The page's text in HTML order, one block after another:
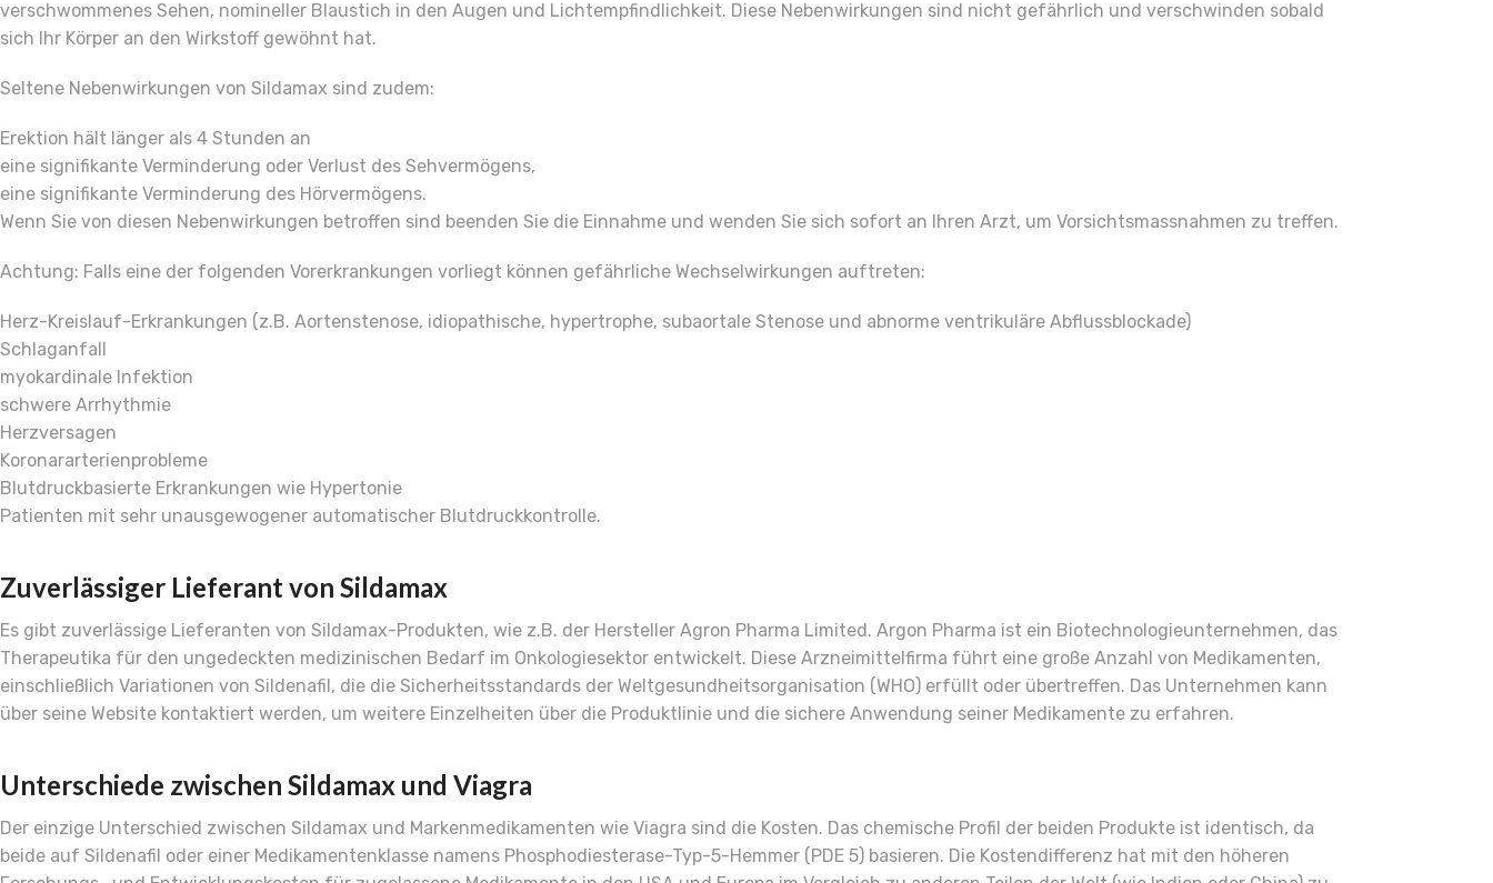
verschwommenes Sehen, nomineller Blaustich in den Augen und Lichtempfindlichkeit. Diese Nebenwirkungen sind nicht gefährlich und verschwinden sobald
sich Ihr Körper an den Wirkstoff gewöhnt hat.
Seltene Nebenwirkungen von Sildamax sind zudem:
Erektion hält länger als 4 Stunden an
eine signifikante Verminderung oder Verlust des Sehvermögens,
eine signifikante Verminderung des Hörvermögens.
Wenn Sie von diesen Nebenwirkungen betroffen sind beenden Sie die Einnahme und wenden Sie sich sofort an Ihren Arzt, um Vorsichtsmassnahmen zu treffen.
Achtung: Falls eine der folgenden Vorerkrankungen vorliegt können gefährliche Wechselwirkungen auftreten:
Herz-Kreislauf-Erkrankungen (z.B. Aortenstenose, idiopathische, hypertrophe, subaortale Stenose und abnorme ventrikuläre Abflussblockade)
Schlaganfall
myokardinale Infektion
schwere Arrhythmie
Herzversagen
Koronararterienprobleme
Blutdruckbasierte Erkrankungen wie Hypertonie
Patienten mit sehr unausgewogener automatischer Blutdruckkontrolle.
Zuverlässiger Lieferant von Sildamax
Es gibt zuverlässige Lieferanten von Sildamax-Produkten, wie z.B. der Hersteller Agron Pharma Limited. Argon Pharma ist ein Biotechnologieunternehmen, das
Therapeutika für den ungedeckten medizinischen Bedarf im Onkologiesektor entwickelt. Diese Arzneimittelfirma führt eine große Anzahl von Medikamenten,
einschließlich Variationen von Sildenafil, die die Sicherheitsstandards der Weltgesundheitsorganisation (WHO) erfüllt oder übertreffen. Das Unternehmen kann
über seine Website kontaktiert werden, um weitere Einzelheiten über die Produktlinie und die sichere Anwendung seiner Medikamente zu erfahren.
Unterschiede zwischen Sildamax und Viagra
Der einzige Unterschied zwischen Sildamax und Markenmedikamenten wie Viagra sind die Kosten. Das chemische Profil der beiden Produkte ist identisch, da
beide auf Sildenafil oder einer Medikamentenklasse namens Phosphodiesterase-Typ-5-Hemmer (PDE 5) basieren. Die Kostendifferenz hat mit den höheren